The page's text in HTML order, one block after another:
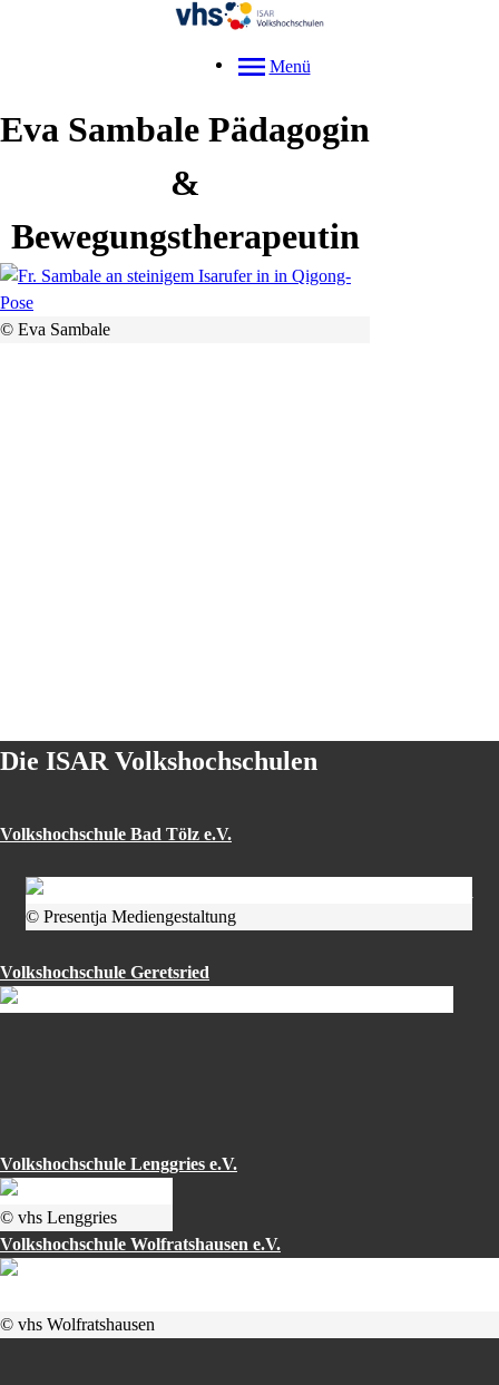
Menü
Eva Sambale Pädagogin
&
Bewegungstherapeutin
© Eva Sambale
Die ISAR Volkshochschulen
Volkshochschule Bad Tölz e.V.
© Presentja Mediengestaltung
Volkshochschule Geretsried
Volkshochschule Lenggries e.V.
© vhs Lenggries
Volkshochschule Wolfratshausen e.V.
© vhs Wolfratshausen